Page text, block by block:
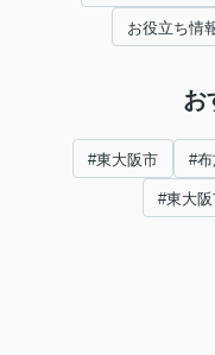
お役立ち情
お
#東大阪市 #
#東大阪